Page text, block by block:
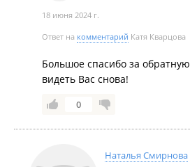
18 июня 2024 г.
Ответ на комментарий Катя Кварцова
Большое спасибо за
видеть Вас снова!
0
Наталья Смирнова